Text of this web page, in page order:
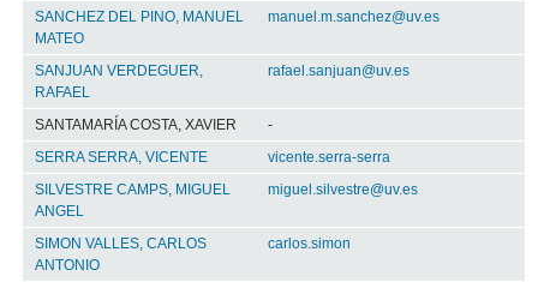
SANCHEZ DEL PINO, MANUEL
MATEO
manuel.m.sanchez@uv.es
SANJUAN VERDEGUER,
RAFAEL
rafael.sanjuan@uv.es
SANTAMARÍA COSTA, XAVIER
-
SERRA SERRA, VICENTE
vicente.serra-serra
SILVESTRE CAMPS, MIGUEL
ANGEL
miguel.silvestre@uv.es
SIMON VALLES, CARLOS
ANTONIO
carlos.simon